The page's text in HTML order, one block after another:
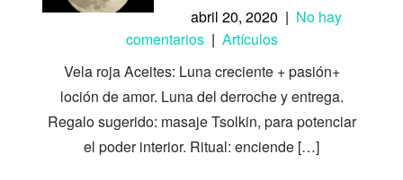
abril 20, 2020 | No hay
comentarios | Artículos
Vela roja Aceites: Luna creciente + pasión+
loción de amor. Luna del derroche y entrega.
Regalo sugerido: masaje Tsolkin, para potenciar
el poder interior. Ritual: enciende […]